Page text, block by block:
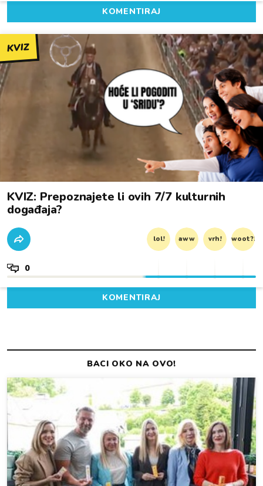
KOMENTIRAJ
KVIZ
KVIZ: Prepoznajete li ovih 7/7 kulturnih
događaja?
lol! aww vrh! woot?!
0
KOMENTIRAJ